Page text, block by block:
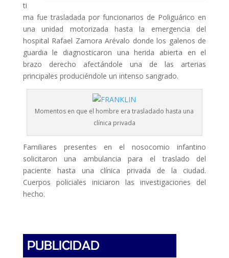
ti
ma fue trasladada por funcionarios de Poliguárico en
una unidad motorizada hasta la emergencia del
hospital Rafael Zamora Arévalo donde los galenos de
guardia le diagnosticaron una herida abierta en el
brazo derecho afectándole una de las arterias
principales produciéndole un intenso sangrado.
Momentos en que el hombre era trasladado hasta una
clínica privada
Familiares presentes en el nosocomio infantino
solicitaron una ambulancia para el traslado del
paciente hasta una clínica privada de la ciudad.
Cuerpos policiales iniciaron las investigaciones del
hecho.